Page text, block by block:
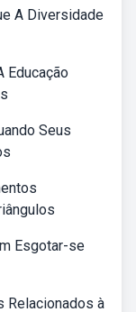
A Diversidade
Educação
Seus
Esgotar-se
Relacionados à